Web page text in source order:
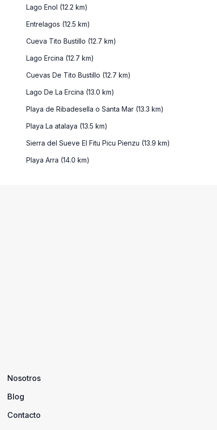
Lago Enol (12.2 km)
Entrelagos (12.5 km)
Cueva Tito Bustillo (12.7 km)
Lago Ercina (12.7 km)
Cuevas De Tito Bustillo (12.7 km)
Lago De La Ercina (13.0 km)
Playa de Ribadesella o Santa Mar (13.3 km)
Playa La atalaya (13.5 km)
Sierra del Sueve El Fitu Picu Pienzu (13.9 km)
Playa Arra (14.0 km)
Nosotros
Blog
Contacto